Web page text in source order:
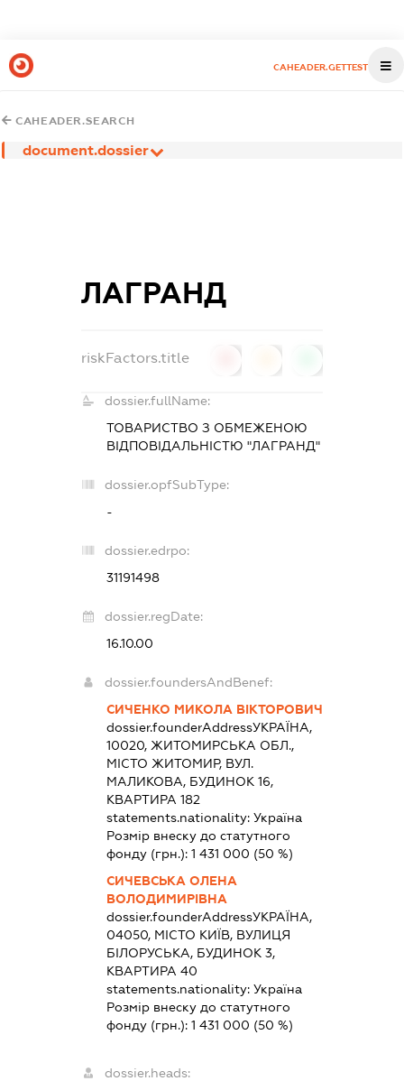
CAHEADER.GETTEST
CAHEADER.SEARCH
document.dossier
ЛАГРАНД
riskFactors.title
dossier.fullName:
ТОВАРИСТВО З ОБМЕЖЕНОЮ
ВІДПОВІДАЛЬНІСТЮ "ЛАГРАНД"
dossier.opfSubType:
-
dossier.edrpo:
31191498
dossier.regDate:
16.10.00
dossier.foundersAndBenef:
СИЧЕНКО МИКОЛА ВІКТОРОВИЧ
dossier.founderAddressУКРАЇНА,
10020, ЖИТОМИРСЬКА ОБЛ.,
МІСТО ЖИТОМИР, ВУЛ.
МАЛИКОВА, БУДИНОК 16,
КВАРТИРА 182
statements.nationality: Україна
Розмір внеску до статутного
фонду (грн.): 1 431 000 (50 %)
СИЧЕВСЬКА ОЛЕНА
ВОЛОДИМИРІВНА
dossier.founderAddressУКРАЇНА,
04050, МІСТО КИЇВ, ВУЛИЦЯ
БІЛОРУСЬКА, БУДИНОК 3,
КВАРТИРА 40
statements.nationality: Україна
Розмір внеску до статутного
фонду (грн.): 1 431 000 (50 %)
dossier.heads: